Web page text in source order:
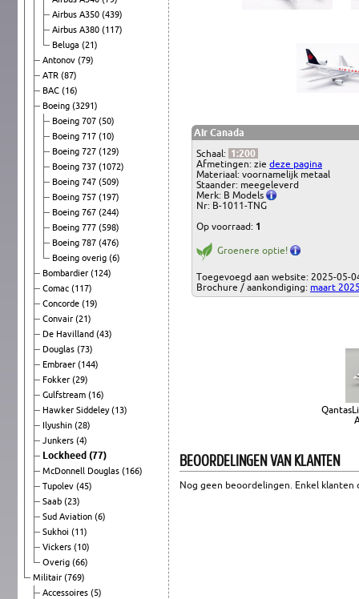
Airbus A350 (439)
Airbus A380 (117)
Beluga (21)
Antonov (79)
ATR (87)
BAC (16)
Boeing (3291)
Boeing 707 (50)
Boeing 717 (10)
Boeing 727 (129)
Boeing 737 (1072)
Boeing 747 (509)
Boeing 757 (197)
Boeing 767 (244)
Boeing 777 (598)
Boeing 787 (476)
Boeing overig (6)
Bombardier (124)
Comac (117)
Concorde (19)
Convair (21)
De Havilland (43)
Douglas (73)
Embraer (144)
Fokker (29)
Gulfstream (16)
Hawker Siddeley(13)
Ilyushin (28)
Junkers (4)
Lockheed (77)
McDonnell Douglas (166)
Tupolev (45)
Saab (23)
Sud Aviation (6)
Sukhoi (11)
Vickers (10)
Overig (66)
Militair (769)
Accessoires (5)
Air Canada
Schaal: 1:200
Afmetingen: zie deze pagina
Materiaal: voornamelijk metaal
Staander: meegeleverd
Merk: B Models
Nr: B-1011-TNG
Op voorraad: 1
Groenere optie!
Toegevoegd aan website: 2025-05-
Brochure / aankondiging: maart
BEOORDELINGEN VAN KLANTEN
Nog geen beoordelingen. Enkel